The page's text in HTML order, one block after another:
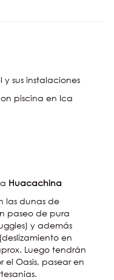
sus instalaciones
piscina en Ica
Huacachina
las dunas de
paseo de pura
y además
(deslizamiento en
Luego tendrán
Oasis, pasear en